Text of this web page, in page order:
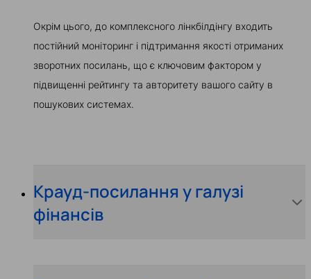
Окрім цього, до комплексного лінкбілдінгу входить
постійний моніторинг і підтримання якості отриманих
зворотних посилань, що є ключовим фактором у
підвищенні рейтингу та авторитету вашого сайту в
пошукових системах.
Крауд-посилання у галузі
фінансів